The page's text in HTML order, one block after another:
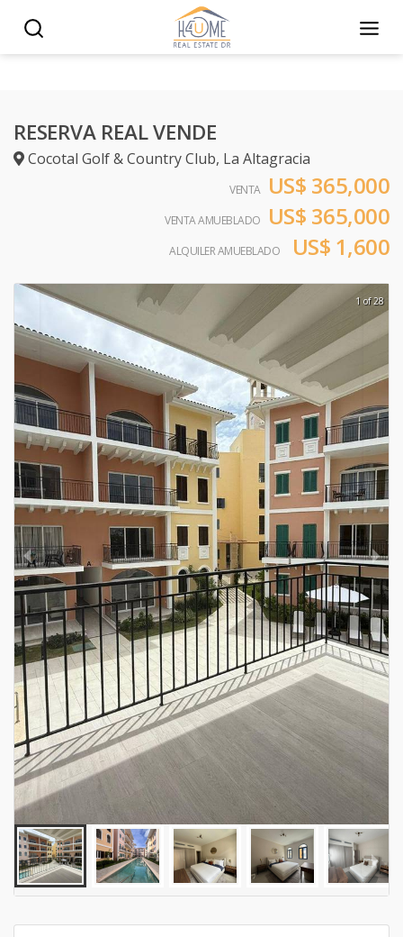
RESERVA REAL VENDE
Cocotal Golf & Country Club, La Altagracia
VENTA US$ 365,000
VENTA AMUEBLADO US$ 365,000
ALQUILER AMUEBLADO US$ 1,600
1 of 28